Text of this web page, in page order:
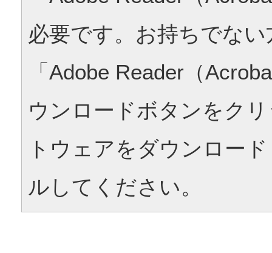
必要です。お持ちでな
「Adobe Reader（
ウンロードボタンをク
トウェアをダウンロー
ルしてください。